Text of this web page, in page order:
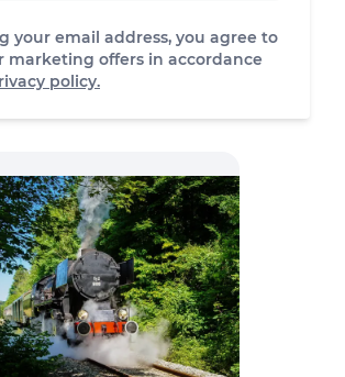
your email address, you agree to
marketing offers in accordance
policy.